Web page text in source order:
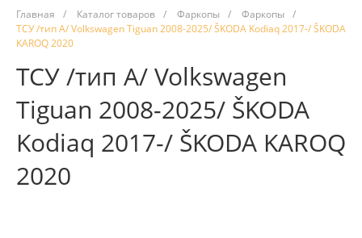
Главная / Каталог товаров / Фаркопы / Фаркопы
/
ТСУ /тип А/ Volkswagen Tiguan 2008-2025/ ŠKODA Kodiaq 2017-/ ŠKODA
KAROQ 2020
ТСУ /тип А/ Volkswagen
Tiguan 2008-2025/ ŠKODA
Kodiaq 2017-/ ŠKODA KAROQ
2020